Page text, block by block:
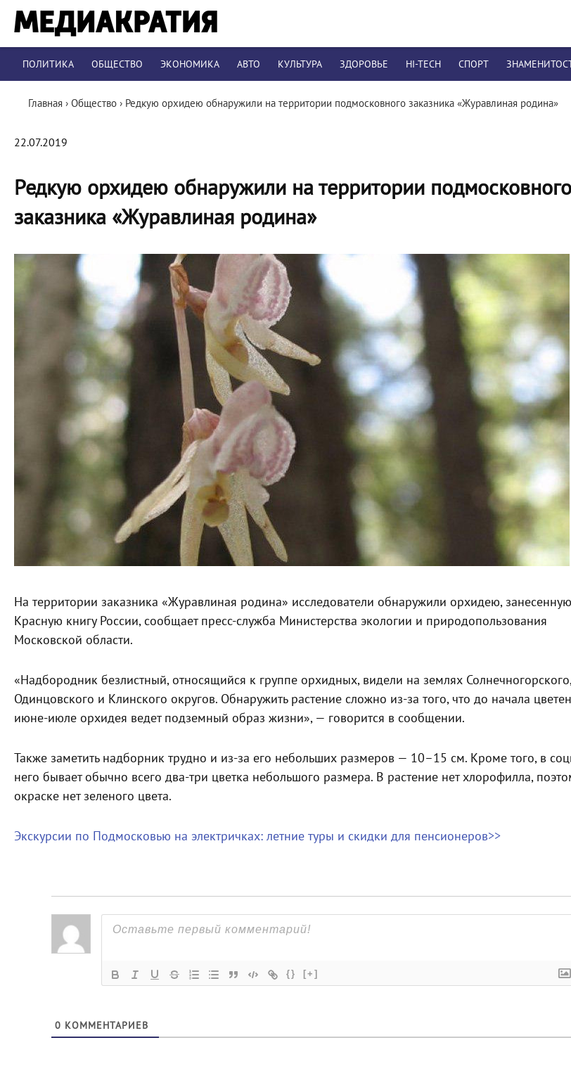
ПОЛИТИКА ОБЩЕСТВО ЭКОНОМИКА АВТО КУЛЬТУРА ЗДОРОВЬЕ HI-TECH СПОРТ
Главная › Общество › Редкую орхидею обнаружили на территории подмосковного заказника «Журавлиная родина»
22.07.2019
Редкую орхидею обнаружили на территории подмосковного
заказника «Журавлиная родина»
На территории заказника «Журавлиная родина» исследователи обнаружили орхидею,
Красную книгу России, сообщает пресс-служба Министерства экологии и природопользования
Московской области.
«Надбородник безлистный, относящийся к группе орхидных, видели на землях Солнечногорского,
Одинцовского и Клинского округов. Обнаружить растение сложно из-за того, что до начала
июне-июле орхидея ведет подземный образ жизни», — говорится в сообщении.
Также заметить надборник трудно и из-за его небольших размеров — 10–15 см. Кроме того, в
него бывает обычно всего два-три цветка небольшого размера. В растение нет хлорофилла,
окраске нет зеленого цвета.
Экскурсии по Подмосковью на электричках: летние туры и скидки для пенсионеров>>
{} [+]
0 КОММЕНТАРИЕВ